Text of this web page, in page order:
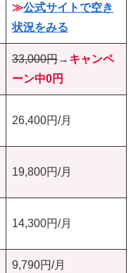
≫公式サイトで空き
状況をみる
33,000円→ キャンペ
ーン中0円
26,400円/月
19,800円/月
14,300円/月
9,790円/月